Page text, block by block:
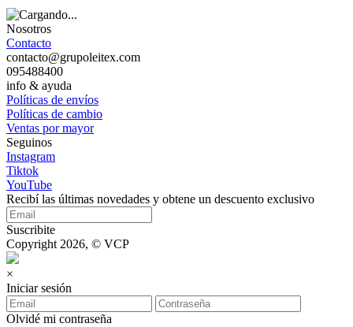
Nosotros
Contacto
contacto@grupoleitex.com
095488400
info & ayuda
Políticas de envíos
Políticas de cambio
Ventas por mayor
Seguinos
Instagram
Tiktok
YouTube
Recibí las últimas novedades y obtene un descuento exclusivo
Suscribite
Copyright 2026, © VCP
×
Iniciar sesión
Olvidé mi contraseña